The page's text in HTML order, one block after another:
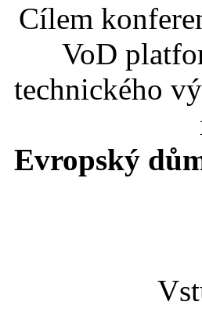
Cílem
VoD
technického
Evropský